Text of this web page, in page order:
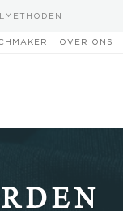
OVER ONS